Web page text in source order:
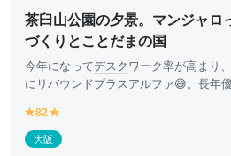
茶臼山公園の夕景。マンジャロ
づくりとことだまの国
今年になってデスク ワーク率が高まり
にリバウンドプラスアルファ😅。長年
y
e
ll
82
e
ll
大阪